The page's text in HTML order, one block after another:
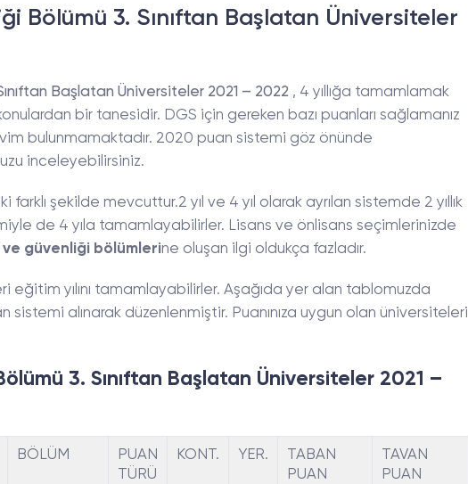
Bölümü 3. Sınıftan Başlatan Üniversiteler
Başlatan Üniversiteler 2021 – 2022 , 4 yıllığa tamamlamak
bir tanesidir. DGS için gereken bazı puanları sağlamanız
bulunmamaktadır. 2020 puan sistemi göz önünde
inceleyebilirsiniz.
farklı şekilde mevcuttur.2 yıl ve 4 yıl olarak ayrılan sistemde 2 yıllık
de 4 yıla tamamlayabilirler. Lisans ve önlisans seçimlerinizde
ve güvenliği bölümlerine oluşan ilgi oldukça fazladır.
yılını tamamlayabilirler. Aşağıda yer alan tablomuzda
sistemi alınarak düzenlenmiştir. Puanınıza uygun olan üniversiteleri
3. Sınıftan Başlatan Üniversiteler 2021 –
BÖLÜM
PUAN
TÜRÜ
KONT. YER.
TABAN
PUAN
TAVAN
PUAN